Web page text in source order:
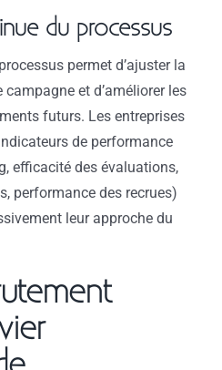
du processus
permet d’ajuster la
et d’améliorer les
futurs. Les entreprises
de performance
efficacité des évaluations,
performance des recrues)
leur approche du